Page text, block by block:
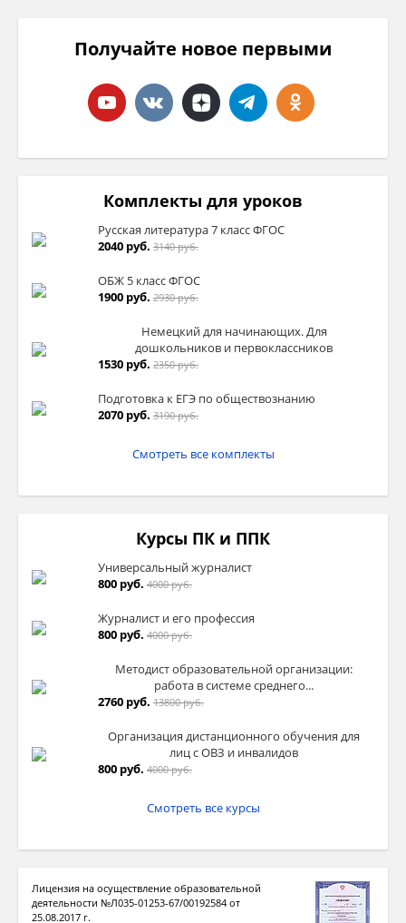
Получайте новое первыми
Комплекты для уроков
Русская литература 7 класс ФГОС
2040 руб. 3140 руб.
ОБЖ 5 класс ФГОС
1900 руб. 2930 руб.
Немецкий для начинающих. Для
дошкольников и первоклассников
1530 руб. 2350 руб.
Подготовка к ЕГЭ по обществознанию
2070 руб. 3190 руб.
Смотреть все комплекты
Курсы ПК и ППК
Универсальный журналист
800 руб. 4000 руб.
Журналист и его профессия
800 руб. 4000 руб.
Методист образовательной организации:
работа в системе среднего...
2760 руб. 13800 руб.
Организация дистанционного обучения для
лиц с ОВЗ и инвалидов
800 руб. 4000 руб.
Смотреть все курсы
Лицензия на осуществление образовательной
деятельности №Л035-01253-67/00192584 от
25.08.2017 г.